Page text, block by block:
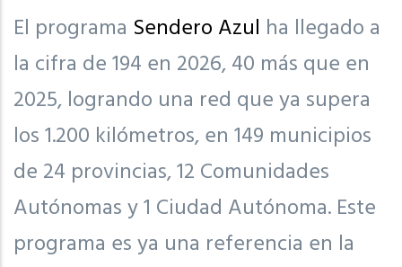
El programa Sendero Azul ha llegado a
la cifra de 194 en 2026, 40 más que en
2025, logrando una red que ya supera
los 1.200 kilómetros, en 149 municipios
de 24 provincias, 12 Comunidades
Autónomas y 1 Ciudad Autónoma. Este
programa es ya una referencia en la